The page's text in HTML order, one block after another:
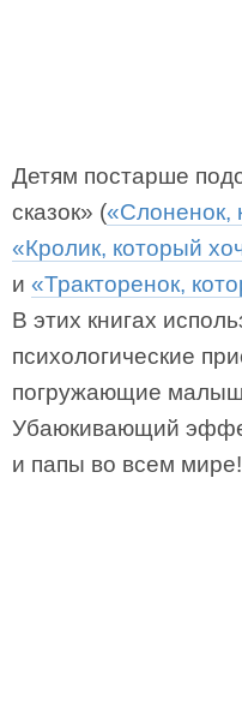
Детям постарше
сказок» («Слоненок,
«Кролик, который
и «Тракторенок,
В этих книгах
психологические
погружающие
Убаюкивающий
и папы во всем мире!